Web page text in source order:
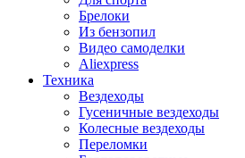
Брелоки
Из бензопил
Видео самоделки
Aliexpress
Техника
Вездеходы
Гусеничные вездеходы
Колесные вездеходы
Переломки